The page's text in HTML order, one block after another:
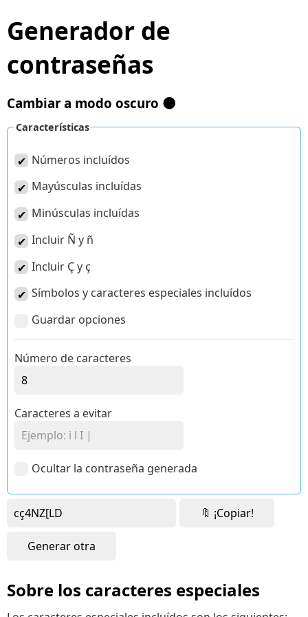
Generador de
contraseñas
Cambiar a modo oscuro 🌑
Características
Números incluídos
Mayúsculas incluídas
Minúsculas incluídas
Incluir Ñ y ñ
Incluir Ç y ç
Símbolos y caracteres especiales incluídos
Guardar opciones
Número de caracteres
Caracteres a evitar
Ocultar la contraseña generada
🔖 ¡Copiar!
Generar otra
Sobre los caracteres especiales